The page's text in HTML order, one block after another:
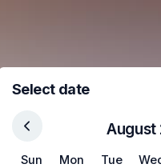
Select date
August
Sun Mon Tue